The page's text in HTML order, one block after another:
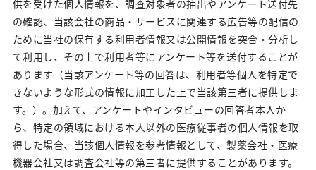
供を受けた個人情報を、調査対象者の抽出やアンケート送付先
の確認、当該会社の商品・サービスに関連する広告等の配信の
ために当社の保有する利用者情報又は公開情報を突合・分析し
て利用し、その上で利用者等にアンケート等を送付することが
あります（当該アンケート等の回答は、利用者等個人を特定で
きないような形式の情報に加工した上で当該第三者に提供しま
す。）。加えて、アンケートやインタビューの回答者本人か
ら、特定の領域における本人以外の医療従事者の個人情報を取
得した場合、当該個人情報を参考情報として、製薬会社・医療
機器会社又は調査会社等の第三者に提供することがあります。